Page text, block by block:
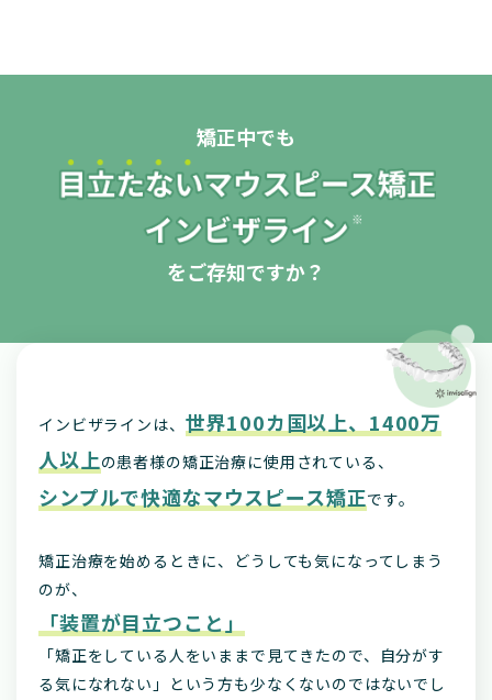
矯正中でも
をご存知ですか？
インビザラインは、 世界100カ国以上、1400万
人以上の患者様の矯正治療に使用されている、
シンプルで快適なマウスピース矯正です。
矯正治療を始めるときに、どうしても気になってしまう
のが、
「装置が目立つこと」
「矯正をしている人をいままで見てきたので、自分がす
る気になれない」という方も少なくないのではないでし